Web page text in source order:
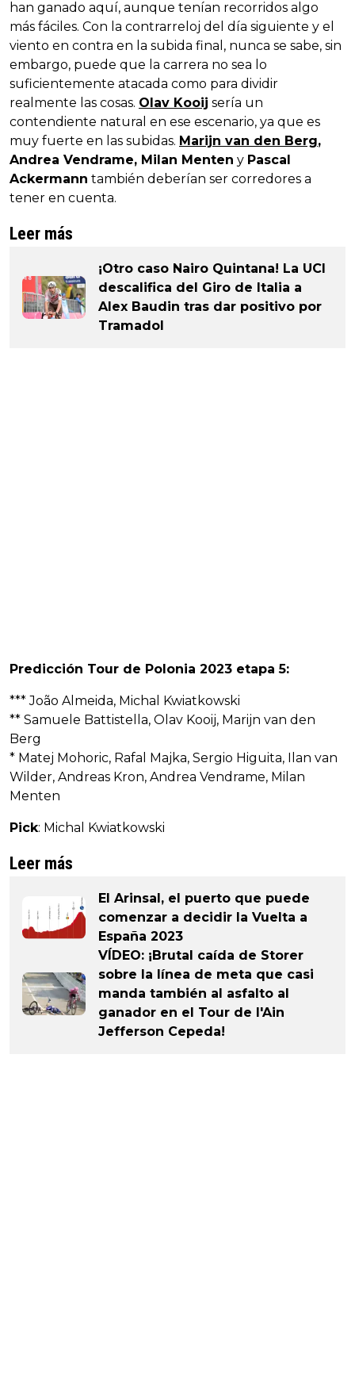
han ganado aquí, aunque tenían recorridos algo
más fáciles. Con la contrarreloj del día siguiente y el
viento en contra en la subida final, nunca se sabe, sin
embargo, puede que la carrera no sea lo
suficientemente atacada como para dividir
realmente las cosas. Olav Kooij sería un
contendiente natural en ese escenario, ya que es
muy fuerte en las subidas. Marijn van den Berg,
Andrea Vendrame, Milan Menten y Pascal
Ackermann también deberían ser corredores a
tener en cuenta.
Leer más
¡Otro caso Nairo Quintana! La UCI
descalifica del Giro de Italia a
Alex Baudin tras dar positivo por
Tramadol
Predicción Tour de Polonia 2023 etapa 5:
*** João Almeida, Michal Kwiatkowski
** Samuele Battistella, Olav Kooij, Marijn van den
Berg
* Matej Mohoric, Rafal Majka, Sergio Higuita, Ilan van
Wilder, Andreas Kron, Andrea Vendrame, Milan
Menten
Pick: Michal Kwiatkowski
Leer más
El Arinsal, el puerto que puede
comenzar a decidir la Vuelta a
España 2023
VÍDEO: ¡Brutal caída de Storer
sobre la línea de meta que casi
manda también al asfalto al
ganador en el Tour de l'Ain
Jefferson Cepeda!